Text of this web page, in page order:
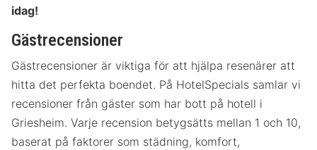
idag!
Gästrecensioner
Gästrecensioner är viktiga för att hjälpa resenärer att
hitta det perfekta boendet. På HotelSpecials samlar vi
recensioner från gäster som har bott på hotell i
Griesheim. Varje recension betygsätts mellan 1 och 10,
baserat på faktorer som städning, komfort,